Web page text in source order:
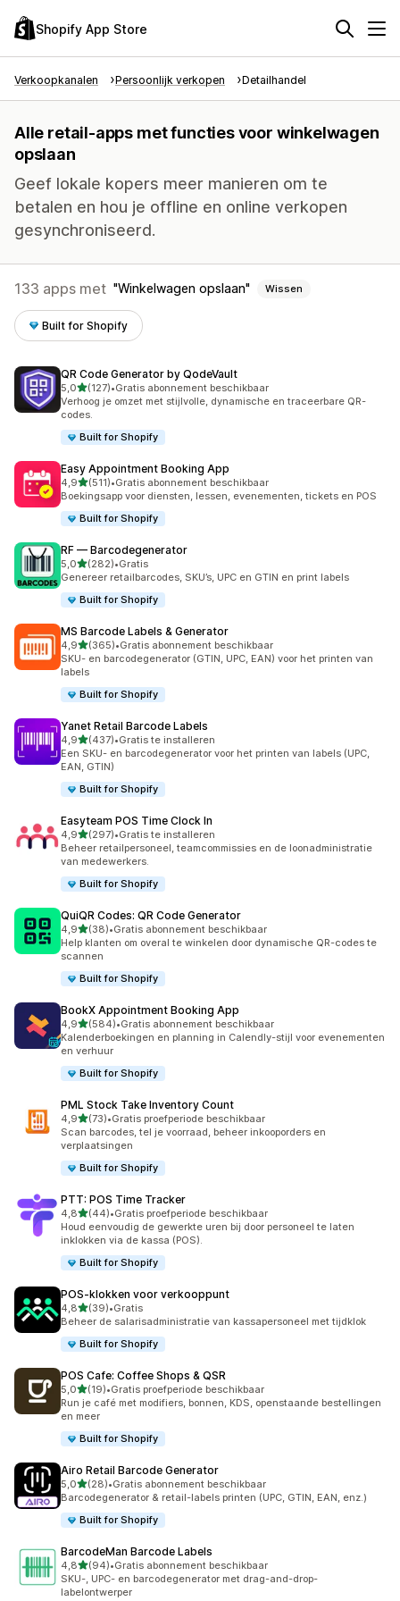
Shopify App Store
Verkoopkanalen Persoonlijk verkopen Detailhandel
Alle retail-apps met functies voor winkelwagen
opslaan
Geef lokale kopers meer manieren om te
betalen en hou je offline en online verkopen
gesynchroniseerd.
133 apps met Winkelwagen opslaan Wissen
Built for Shopify
QR Code Generator by QodeVault
5,0van 5 sterren
(127)
127 recensies in totaal
•Gratis abonnement beschikbaar
Verhoog je omzet met stijlvolle, dynamische en traceerbare QR-
codes.
Built for Shopify
Easy Appointment Booking App
4,9van 5 sterren
(511)
511 recensies in totaal
•Gratis abonnement beschikbaar
Boekingsapp voor diensten, lessen, evenementen, tickets en POS
Built for Shopify
RF — Barcodegenerator
5,0van 5 sterren
(282)
282 recensies in totaal
•Gratis
Genereer retailbarcodes, SKU’s, UPC en GTIN en print labels
Built for Shopify
MS Barcode Labels & Generator
4,9van 5 sterren
(365)
365 recensies in totaal
•Gratis abonnement beschikbaar
SKU- en barcodegenerator (GTIN, UPC, EAN) voor het printen van
labels
Built for Shopify
Yanet Retail Barcode Labels
4,9van 5 sterren
(437)
437 recensies in totaal
•Gratis te installeren
Een SKU- en barcodegenerator voor het printen van labels (UPC,
EAN, GTIN)
Built for Shopify
Easyteam POS Time Clock In
4,9van 5 sterren
(297)
297 recensies in totaal
•Gratis te installeren
Beheer retailpersoneel, teamcommissies en de loonadministratie
van medewerkers.
Built for Shopify
QuiQR Codes: QR Code Generator
4,9van 5 sterren
(38)
38 recensies in totaal
•Gratis abonnement beschikbaar
Help klanten om overal te winkelen door dynamische QR-codes te
scannen
Built for Shopify
BookX Appointment Booking App
4,9van 5 sterren
(584)
584 recensies in totaal
•Gratis abonnement beschikbaar
Kalenderboekingen en planning in Calendly-stijl voor evenementen
en verhuur
Built for Shopify
PML Stock Take Inventory Count
4,9van 5 sterren
(73)
73 recensies in totaal
•Gratis proefperiode beschikbaar
Scan barcodes, tel je voorraad, beheer inkooporders en
verplaatsingen
Built for Shopify
PTT: POS Time Tracker
4,8van 5 sterren
(44)
44 recensies in totaal
•Gratis proefperiode beschikbaar
Houd eenvoudig de gewerkte uren bij door personeel te laten
inklokken via de kassa (POS).
Built for Shopify
POS‑klokken voor verkooppunt
4,8van 5 sterren
(39)
39 recensies in totaal
•Gratis
Beheer de salarisadministratie van kassapersoneel met tijdklok
Built for Shopify
POS Cafe: Coffee Shops & QSR
5,0van 5 sterren
(19)
19 recensies in totaal
•Gratis proefperiode beschikbaar
Run je café met modifiers, bonnen, KDS, openstaande bestellingen
en meer
Built for Shopify
Airo Retail Barcode Generator
5,0van 5 sterren
(28)
28 recensies in totaal
•Gratis abonnement beschikbaar
Barcodegenerator & retail-labels printen (UPC, GTIN, EAN, enz.)
Built for Shopify
BarcodeMan Barcode Labels
4,8van 5 sterren
(94)
94 recensies in totaal
•Gratis abonnement beschikbaar
SKU-, UPC- en barcodegenerator met drag-and-drop-
labelontwerper